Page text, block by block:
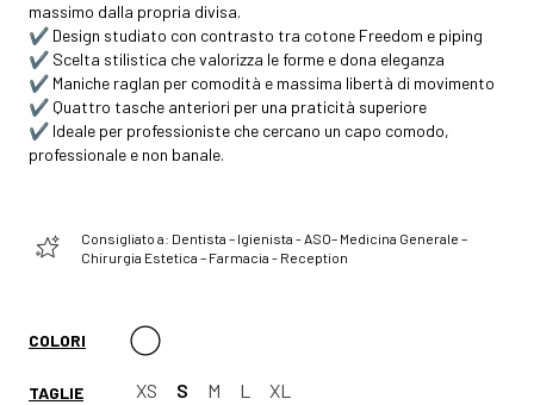
massimo dalla propria divisa.
✔️ Design studiato con contrasto tra cotone Freedom e piping
✔️ Scelta stilistica che valorizza le forme e dona eleganza
✔️ Maniche raglan per comodità e massima libertà di movimento
✔️ Quattro tasche anteriori per una praticità superiore
✔️ Ideale per professioniste che cercano un capo comodo,
professionale e non banale.
Consigliato a: Dentista – Igienista - ASO– Medicina Generale –
Chirurgia Estetica – Farmacia - Reception
COLORI
TAGLIE XS S M L XL